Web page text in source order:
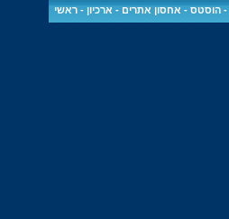
-הוסטס - אחסון אתרים - ארכיון -ראשי